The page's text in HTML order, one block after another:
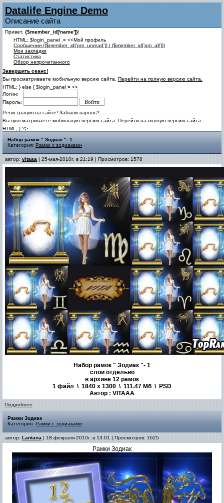
Datalife Engine Demo
Описание сайта
Привет, {$member_id['name']}!
HTML; $login_panel .= <<Мой профиль
Cообщения ({$member_id['pm_unread']} | {$member_id['pm_all']})
Мои закладки
Статистика
Обзор непрочитанного
Завершить сеанс!
Вы просматриваете мобильную версию сайта. Перейти на полную версию сайта.
HTML; } else { $login_panel = <<
Логин:
Пароль:
Регистрация на сайте! Забыли пароль?
Вы просматриваете мобильную версию сайта. Перейти на полную версию сайта.
HTML; } ?>
Набор рамок " Зодиак "- 1
Категория: Рамки с зодиаками
автор: vitaaa | 25-мая-2010г. в 21:19 | Просмотров: 1578
Набор рамок " Зодиак "- 1
слои отдельно
в архиве 12 рамок
1 файл \ 1840 х 1300 \ 111.47 Мб \ PSD
Автор : VITAAA
Подробнее
Рамки Зодиак
Категория: Рамки с зодиаками
автор: Lantana | 18-февраля-2010г. в 13:01 | Просмотров: 1625
Рамки Зодиак